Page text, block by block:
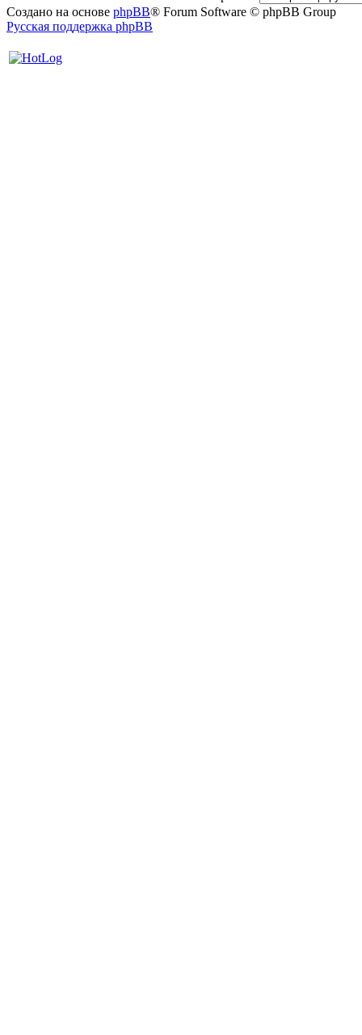
Создано на основе phpBB® Forum Software © phpBB Group
Русская поддержка phpBB